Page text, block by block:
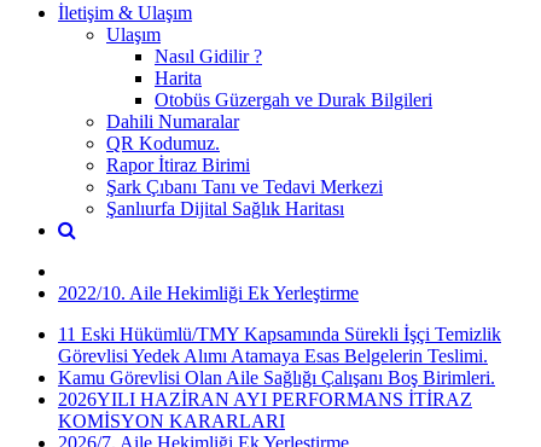
İletişim & Ulaşım
Ulaşım
Nasıl Gidilir ?
Harita
Otobüs Güzergah ve Durak Bilgileri
Dahili Numaralar
QR Kodumuz.
Rapor İtiraz Birimi
Şark Çıbanı Tanı ve Tedavi Merkezi
Şanlıurfa Dijital Sağlık Haritası
2022/10. Aile Hekimliği Ek Yerleştirme
11 Eski Hükümlü/TMY Kapsamında Sürekli İşçi Temizlik
Görevlisi Yedek Alımı Atamaya Esas Belgelerin Teslimi.
Kamu Görevlisi Olan Aile Sağlığı Çalışanı Boş Birimleri.
2026YILI HAZİRAN AYI PERFORMANS İTİRAZ
KOMİSYON KARARLARI
2026/7. Aile Hekimliği Ek Yerleştirme